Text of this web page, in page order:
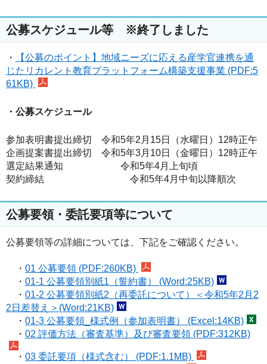
公募スケジュール等 ※終了しました
・
【公募のポイント】地域ニーズに応える産学官連携を通
じたリカレント教育プラットフォーム構築支援事業 (PDF:5
61KB)
・公募スケジュール
参加表明書提出締切 令和5年2月15日（水曜日 ）12時正午
企画提案書提出締切 令和5年3月10日（金曜日 ）12時正午
選定結果通知 令和5年4月上旬頃
契約締結 令和5年4月中旬以降順次
公募要領・委託要項等について
公募要領等の詳細については、下記をご確認ください。
・ 01 公募要領 (PDF:260KB)
・ 01-1 公募要領別紙1（誓約書） (Word:25KB)
・ 01-2 公募要領別紙2（再委託について）＜令和5年2月2
2日差替え＞(Word:21KB)
・ 01-3 公募要領_様式例（参加表明書） (Excel:14KB)
・ 02 評価方法（審査基準）及び審査要領 (PDF:312KB)
・ 03 委託要項（様式含む） (PDF:1.1MB)